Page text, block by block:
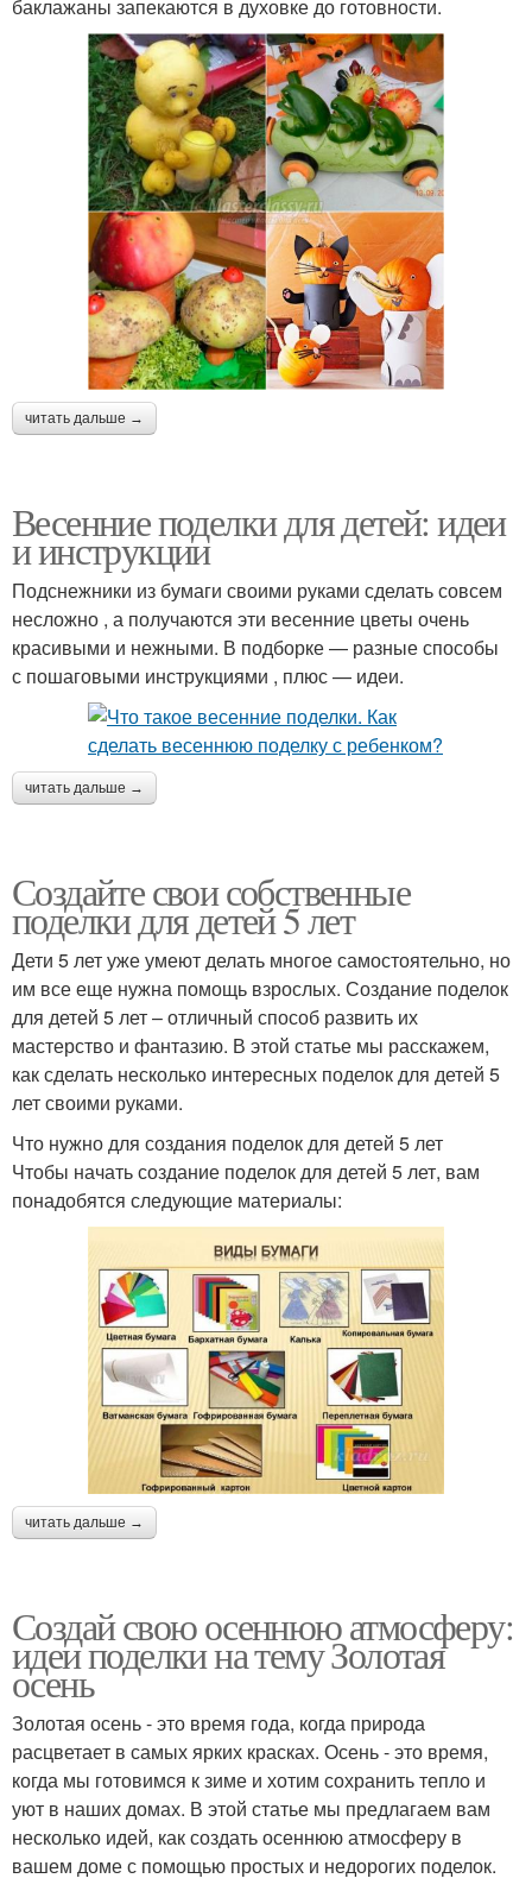
баклажаны запекаются в духовке до готовности.
читать дальше →
Весенние поделки для детей: идеи
и инструкции
Подснежники из бумаги своими руками сделать совсем
несложно , а получаются эти весенние цветы очень
красивыми и нежными. В подборке — разные способы
с пошаговыми инструкциями , плюс — идеи.
читать дальше →
Создайте свои собственные
поделки для детей 5 лет
Дети 5 лет уже умеют делать многое самостоятельно, но
им все еще нужна помощь взрослых. Создание поделок
для детей 5 лет – отличный способ развить их
мастерство и фантазию. В этой статье мы расскажем,
как сделать несколько интересных поделок для детей 5
лет своими руками.
Что нужно для создания поделок для детей 5 лет
Чтобы начать создание поделок для детей 5 лет, вам
понадобятся следующие материалы:
читать дальше →
Создай свою осеннюю атмосферу:
идеи поделки на тему Золотая
осень
Золотая осень - это время года, когда природа
расцветает в самых ярких красках. Осень - это время,
когда мы готовимся к зиме и хотим сохранить тепло и
уют в наших домах. В этой статье мы предлагаем вам
несколько идей, как создать осеннюю атмосферу в
вашем доме с помощью простых и недорогих поделок.